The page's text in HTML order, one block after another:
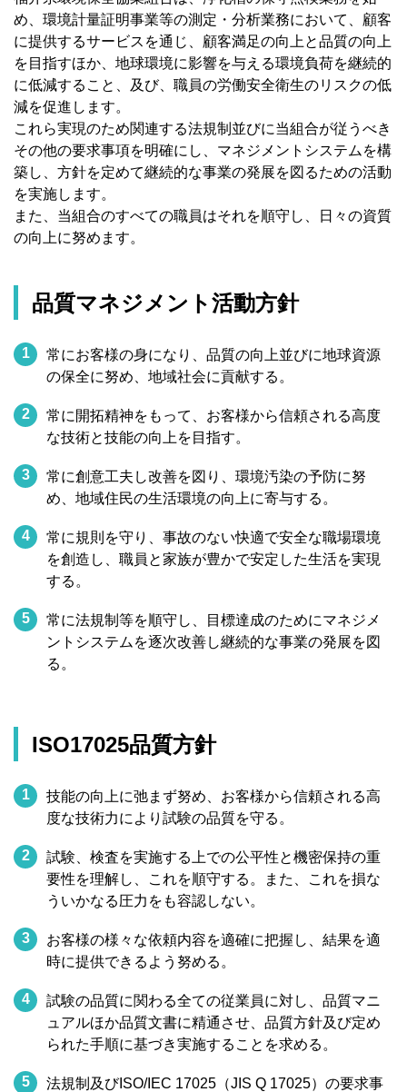
め、環境計量証明事業等の測定・分析業務において、顧客
に提供するサービスを通じ、顧客満足の向上と品質の向上
を目指すほか、地球環境に影響を与える環境負荷を継続的
に低減すること、及び、職員の労働安全衛生のリスクの低
減を促進します。
これら実現のため関連する法規制並びに当組合が従うべき
その他の要求事項を明確にし、マネジメントシステムを構
築し、方針を定めて継続的な事業の発展を図るための活動
を実施します。
また、当組合のすべての職員はそれを順守し、日々の資質
の向上に努めます。
品質マネジメント活動方針
1
常にお客様の身になり、品質の向上並びに地球資源
の保全に努め、地域社会に貢献する。
2
常に開拓精神をもって、お客様から信頼される高度
な技術と技能の向上を目指す。
3
常に創意工夫し改善を図り、環境汚染の予防に努
め、地域住民の生活環境の向上に寄与する。
4
常に規則を守り、事故のない快適で安全な職場環境
を創造し、職員と家族が豊かで安定した生活を実現
する。
5
常に法規制等を順守し、目標達成のためにマネジメ
ントシステムを逐次改善し継続的な事業の発展を図
る。
ISO17025品質⽅針
1
技能の向上に弛まず努め、お客様から信頼される高
度な技術力により試験の品質を守る。
2
試験、検査を実施する上での公平性と機密保持の重
要性を理解し、これを順守する。また、これを損な
ういかなる圧力をも容認しない。
3
お客様の様々な依頼内容を適確に把握し、結果を適
時に提供できるよう努める。
4
試験の品質に関わる全ての従業員に対し、品質マニ
ュアルほか品質文書に精通させ、品質方針及び定め
られた手順に基づき実施することを求める。
5
法規制及びISO/IEC 17025（JIS Q 17025）の要求事